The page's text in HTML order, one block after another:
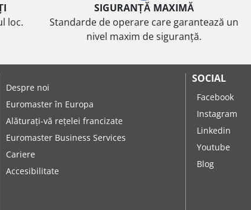
loc.
SIGURANȚĂ MAXIMĂ
Standarde de operare care garantează un
nivel maxim de siguranță.
Despre noi
Euromaster în Europa
Alăturați-vă rețelei francizate
Euromaster Business Services
Cariere
Accesibilitate
SOCIAL
Facebook
Instagram
Linkedin
Youtube
Blog